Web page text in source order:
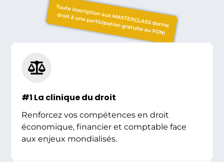
Toute inscription aux MASTERCLASS donne
droit à une participation gratuite au FONI
#1 La clinique du droit
Renforcez vos compétences en droit
économique, financier et comptable face
aux enjeux mondialisés.